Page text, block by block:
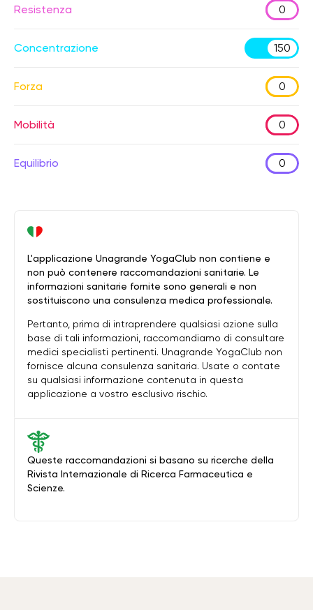
Resistenza 0
Concentrazione 150
Forza 0
Mobilità 0
Equilibrio 0
Queste raccomandazioni si basano su ricerche della
Rivista Internazionale di Ricerca Farmaceutica e
Scienze.
L'applicazione Unagrande YogaClub non contiene e
non può contenere raccomandazioni sanitarie. Le
informazioni sanitarie fornite sono generali e non
sostituiscono una consulenza medica professionale.
Pertanto, prima di intraprendere qualsiasi azione sulla
base di tali informazioni, raccomandiamo di consultare
medici specialisti pertinenti. Unagrande YogaClub non
fornisce alcuna consulenza sanitaria. Usate o contate
su qualsiasi informazione contenuta in questa
applicazione a vostro esclusivo rischio.